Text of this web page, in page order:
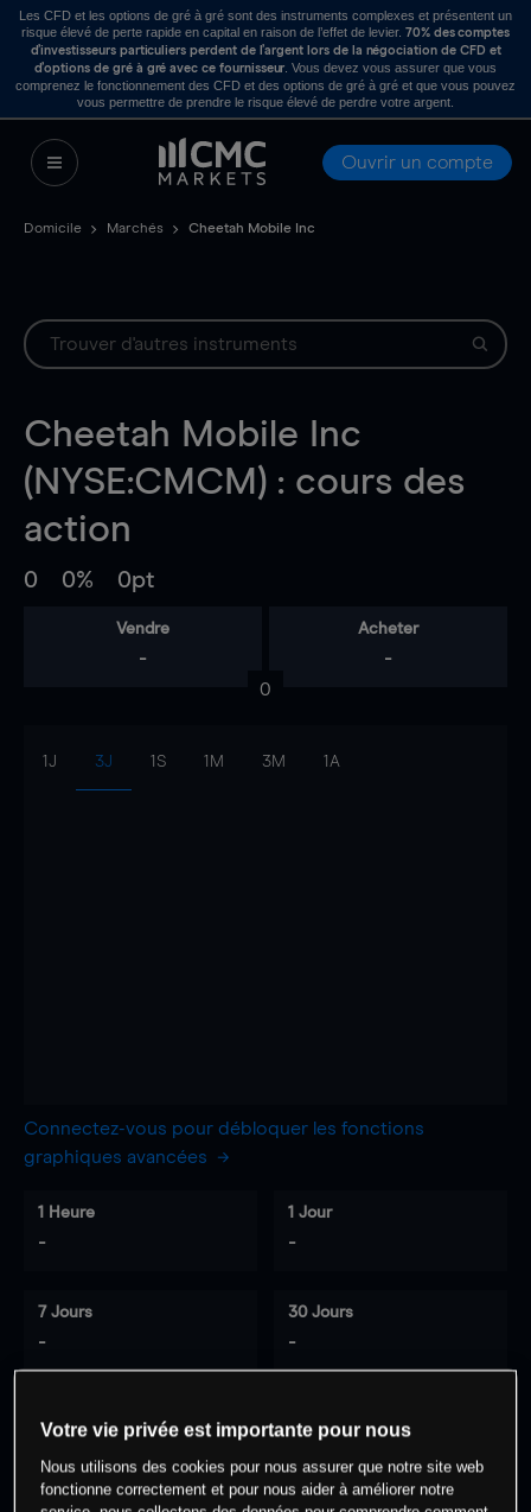
Les CFD et les options de gré à gré sont des instruments complexes et présentent un
risque élevé de perte rapide en capital en raison de l’effet de levier. 70% des comptes
d’investisseurs particuliers perdent de l’argent lors de la négociation de CFD et
d’options de gré à gré avec ce fournisseur . Vous devez vous assurer que vous
comprenez le fonctionnement des CFD et des options de gré à gré et que vous pouvez
vous permettre de prendre le risque élevé de perdre votre argent.
Ouvrir un compte
Domicile Marchés Cheetah Mobile Inc
Cheetah Mobile Inc
(NYSE:CMCM) : cours des
action
0 0% 0pt
Vendre
-
Acheter
-
0
1J 3J 1S 1M 3M 1A
Connectez-vous pour débloquer les fonctions
graphiques avancées
1 Heure
-
1 Jour
-
7 Jours
-
30 Jours
-
0 % des clients ont une position à
cet actif
Votre vie privée est importante pour nous
Nous utilisons des cookies pour nous assurer que notre site web
fonctionne correctement et pour nous aider à améliorer notre